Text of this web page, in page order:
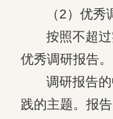
（2）优秀
按照不超
优秀调研报告。
调研报告
践的主题。报